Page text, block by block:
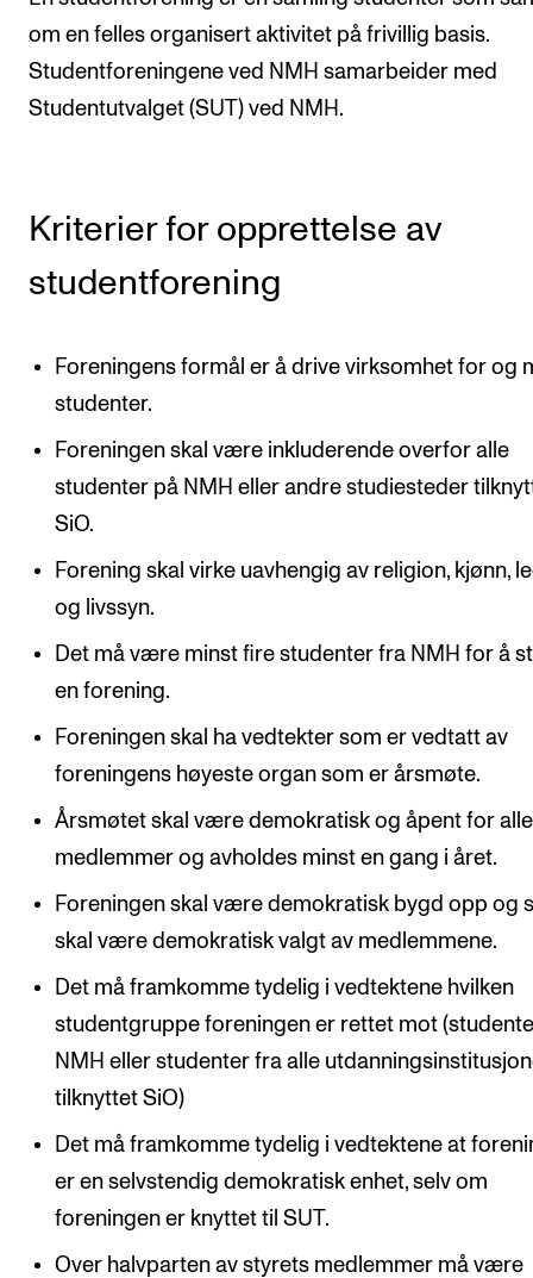
Interne konserter og arrangementer
Canvas
Sibelius – Notation Software
Rom, bygg, saler og studio
Semesterregistrering
STUDENTLIV
Læringsressurser
Si ifra!
Betalte spilleoppdrag
Utveksling og reiser
Velferd og helse
Mangfold og likestilling
AKTUELT
Arrangementer
KONTAKTER
om en felles organisert aktivitet på frivillig basis.
Studentforeningene ved NMH samarbeider med
Studentutvalget (SUT) ved NMH.
Kriterier for opprettelse av
studentforening
Foreningens formål er å drive virksomhet for og
studenter.
Foreningen skal være inkluderende overfor alle
studenter på NMH eller andre studiesteder
SiO.
Forening skal virke uavhengig av religion, kjønn,
og livssyn.
Det må være minst fire studenter fra NMH for å
en forening.
Foreningen skal ha vedtekter som er vedtatt av
foreningens høyeste organ som er årsmøte.
Årsmøtet skal være demokratisk og åpent for alle
medlemmer og avholdes minst en gang i året.
Foreningen skal være demokratisk bygd opp og
skal være demokratisk valgt av medlemmene.
Det må framkomme tydelig i vedtektene hvilken
studentgruppe foreningen er rettet mot
NMH eller studenter fra alle
tilknyttet SiO)
Det må framkomme tydelig i vedtektene at
er en selvstendig demokratisk enhet, selv om
foreningen er knyttet til SUT.
Over halvparten av styrets medlemmer må være